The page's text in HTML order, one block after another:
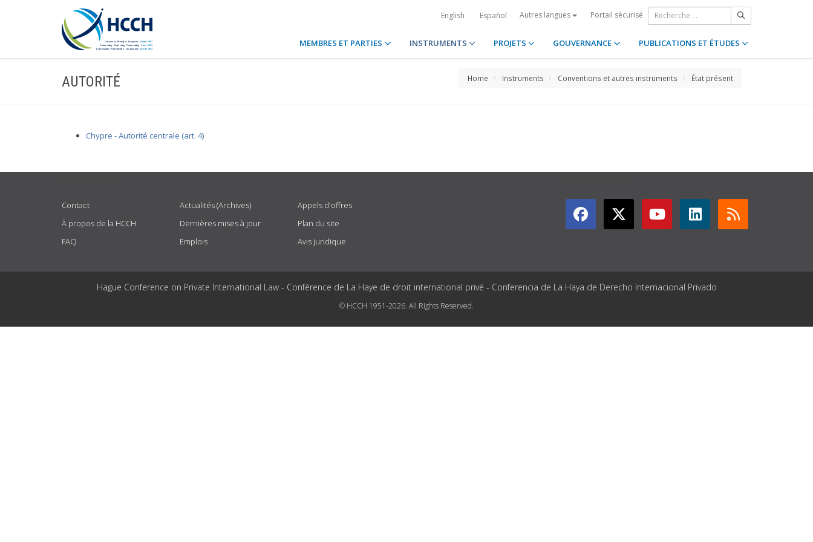
English Español Autres langues Portail sécurisé
MEMBRES ET PARTIES INSTRUMENTS PROJETS GOUVERNANCE PUBLICATIONS ET ÉTUDES
AUTORITÉ Home Instruments Conventions et autres instruments État présent
Chypre - Autorité centrale (art. 4)
Contact
À propos de la HCCH
FAQ
Actualités (Archives)
Dernières mises à jour
Emplois
Appels d'offres
Plan du site
Avis juridique
Hague Conference on Private International Law - Conférence de La Haye de droit international privé - Conferencia de La Haya de Derecho Internacional Privado
© HCCH 1951-2026. All Rights Reserved.